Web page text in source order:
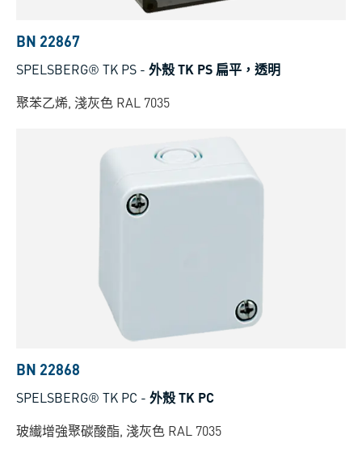
BN 22867
SPELSBERG® TK PS - 外殼 TK PS 扁平，透明
聚苯乙烯, 淺灰色 RAL 7035
BN 22868
SPELSBERG® TK PC - 外殼 TK PC
玻纎增強聚碳酸酯, 淺灰色 RAL 7035